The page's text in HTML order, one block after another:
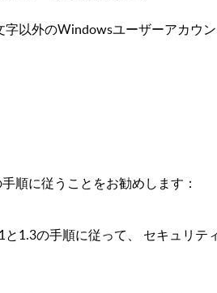
字以外のWindowsユーザーアカウ
順に従うことをお勧めします：
1.3の手順に従って、 セキュリテ